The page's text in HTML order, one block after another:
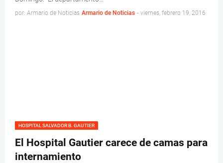
por: Armario de Noticias Armario de Noticias - viernes, febrero 19, 2016
HOSPITAL SALVADOR B. GAUTIER
El Hospital Gautier carece de camas para
internamiento